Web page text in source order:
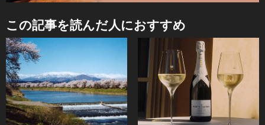
この記事を読んだ人におすすめ